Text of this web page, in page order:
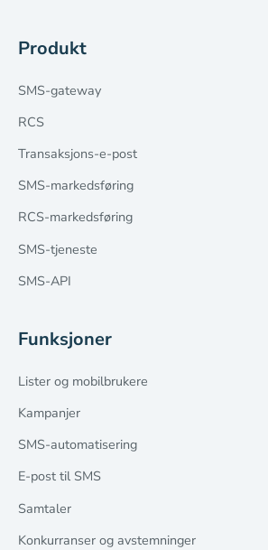
Produkt
SMS-gateway
RCS
Transaksjons-e-post
SMS-markedsføring
RCS-markedsføring
SMS-tjeneste
SMS-API
Funksjoner
Lister og mobilbrukere
Kampanjer
SMS-automatisering
E-post til SMS
Samtaler
Konkurranser og avstemninger